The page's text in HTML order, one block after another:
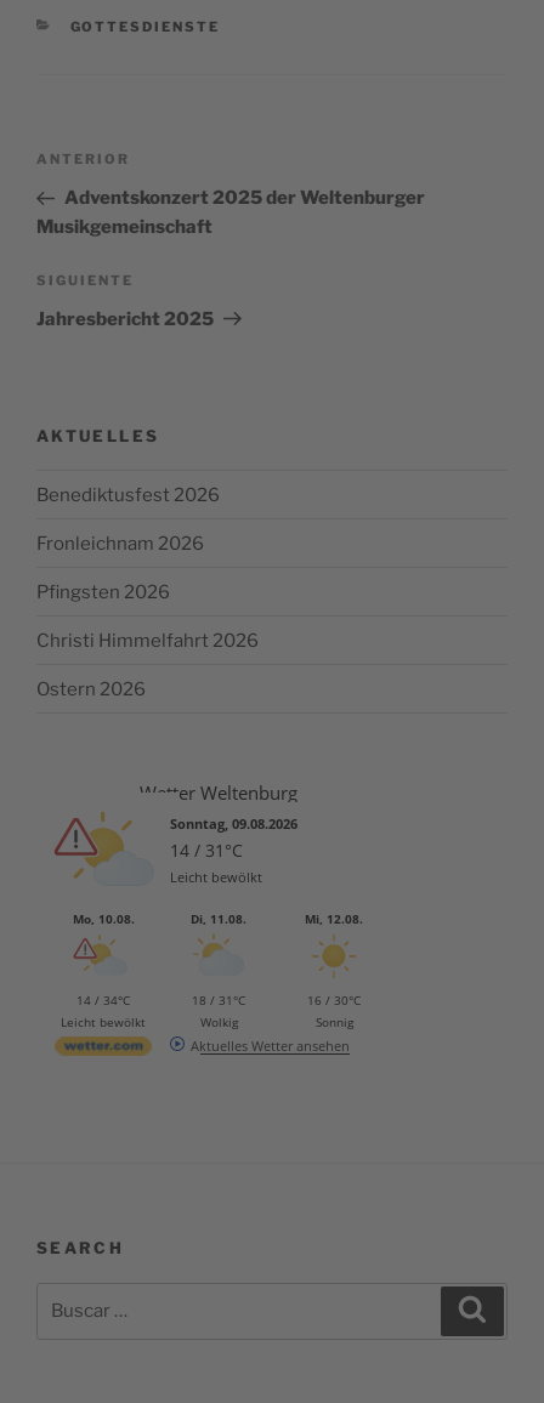
CATEGORÍAS
GOTTESDIENSTE
entradas
Entrada
anterior:
ANTERIOR
Adventskonzert 2025 der Weltenburger
Musikgemeinschaft
Siguiente
entrada
SIGUIENTE
Jahresbericht 2025
AKTUELLES
Benediktusfest 2026
Fronleichnam 2026
Pfingsten 2026
Christi Himmelfahrt 2026
Ostern 2026
Wetter Weltenburg
Sonntag, 09.08.2026
14 / 31°C
Leicht bewölkt
Mo, 10.08.
14 / 34°C
Leicht bewölkt
Di, 11.08.
18 / 31°C
Wolkig
Mi, 12.08.
16 / 30°C
Sonnig
Aktuelles Wetter ansehen
SEARCH